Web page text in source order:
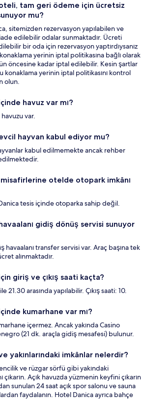
tam geri ödeme için ücretsiz
mu?
sitemizden rezervasyon yapılabilen ve
edilebilir odalar sunmaktadır. Ücreti
bir oda için rezervasyon yaptırdıysanız
yerinin iptal politikasına bağlı olarak
öncesine kadar iptal edilebilir. Kesin şartlar
konaklama yerinin iptal politikasını kontrol
olun.
havuz var mı?
var.
hayvan kabul ediyor mu?
kabul edilmemekte ancak rehber
otelde otopark imkânı
tesis içinde otoparka sahip değil.
gidiş dönüş servisi sunuyor
transfer servisi var. Araç başına tek
alınmaktadır.
giriş ve çıkış saati kaçta?
21.30 arasında yapılabilir. Çıkış saati: 10.
kumarhane var mı?
içermez. Ancak yakında Casino
(21 dk. araçla gidiş mesafesi) bulunur.
yakınlarındaki imkânlar nelerdir?
ve rüzgar sörfü gibi yakındaki
çıkarın. Açık havuzda yüzmenin keyfini çıkarın
sunulan 24 saat açık spor salonu ve sauna
faydalanın. Hotel Danica ayrıca bahçe